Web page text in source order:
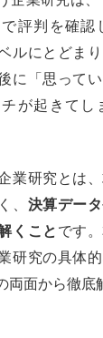
評判を確認
ルにとどま
に「思って
が起きてし
業研究とは
、 決算デー
くこと です
研究の具体
両面から徹底